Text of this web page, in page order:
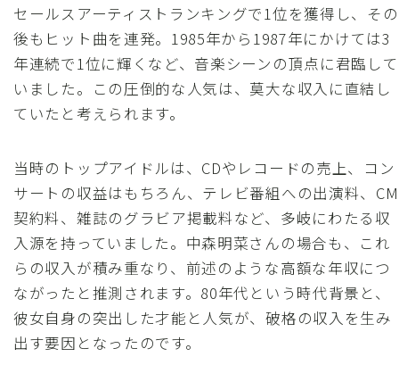
セールスアーティストランキングで1位を獲得し、その
後もヒット曲を連発。1985年から1987年にかけては3
年連続で1位に輝くなど、音楽シーンの頂点に君臨して
いました。この圧倒的な人気は、莫大な収入に直結し
ていたと考えられます。
当時のトップアイドルは、CDやレコードの売上、コン
サートの収益はもちろん、テレビ番組への出演料、CM
契約料、雑誌のグラビア掲載料など、多岐にわたる収
入源を持っていました。中森明菜さんの場合も、これ
らの収入が積み重なり、前述のような高額な年収につ
ながったと推測されます。80年代という時代背景と、
彼女自身の突出した才能と人気が、破格の収入を生み
出す要因となったのです。